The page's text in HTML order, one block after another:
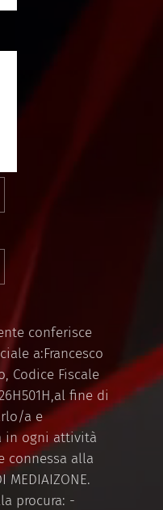
conferisce
a:Francesco
Codice Fiscale
fine di
a e
in ogni attività
connessa alla
MEDIAIZONE.
procura: -